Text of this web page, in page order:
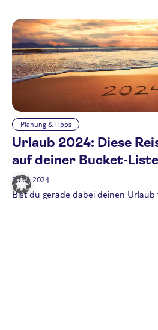
Planung & Tipps
Urlaub 2024: Diese
auf deiner Bucket-
30.01.2024
Bist du gerade dabei deinen